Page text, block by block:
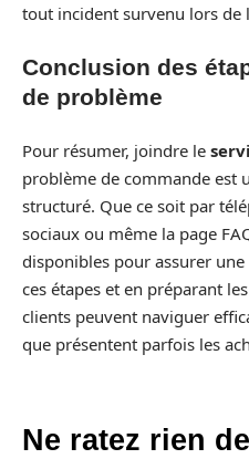
tout incident survenu lors de
Conclusion des
de problème
Pour résumer, joindre le
problème de commande est
structuré. Que ce soit par
sociaux ou même la page
disponibles pour assurer
ces étapes et en préparant
clients peuvent naviguer
que présentent parfois les
Ne ratez rien